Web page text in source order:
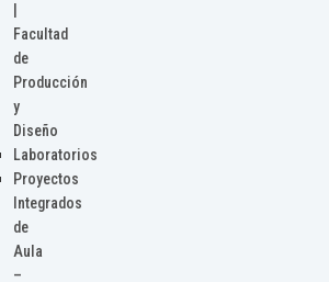
Facultad
de
Producción
y
Diseño
Laboratorios
Proyectos
Integrados
de
Aula
–